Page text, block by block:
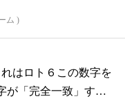
ム )
れはロト６この数字を
が「完全一致」する